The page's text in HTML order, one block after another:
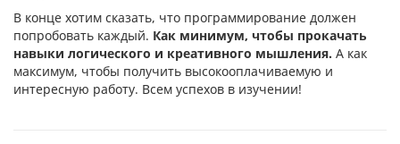
В конце хотим сказать, что программирование должен
попробовать каждый. Как минимум, чтобы прокачать
навыки логического и креативного мышления. А как
максимум, чтобы получить высокооплачиваемую и
интересную работу. Всем успехов в изучении!